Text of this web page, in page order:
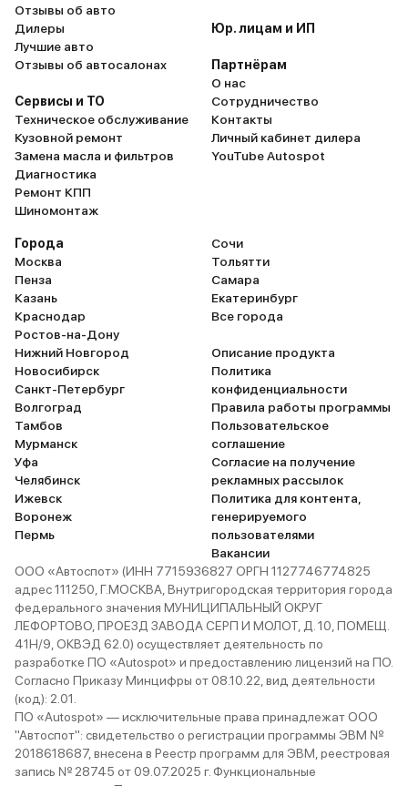
Однако не все идеально.
Багажник, на мой взгляд, маловат.
Для крупного супермаркетного
шопинга или одной большой
дорожной сумки - это предел. Так
же, когда гибридная батарея
почти разряжена, работа
бензинового двигателя
становится ощутимой -
появляется вибрация и немного
некоторые настройки в цифровом
меню, честно говоря, не сразу
находишь. Но в общем и целом –
конечно же это хороший
автомобиль. Такой.. городской
кроссовер, красивый, в нем
приятно находиться. Справляется
с ролью ежедневного
транспорта, плюс приятный
дизайн и экономичность, но с
некоторыми компромиссами в
виде багажника и шумоватого
ДВС при низком заряде.
Отзывы об авто
Дилеры
Лучшие авто
Отзывы об автосалонах
Сервисы и ТО
Техническое обслуживание
Кузовной ремонт
Замена масла и фильтров
Диагностика
Ремонт КПП
Шиномонтаж
Юр. лицам и ИП
Партнёрам
О нас
Сотрудничество
Контакты
Личный кабинет дилера
YouTube Autospot
Города
Москва
Пенза
Казань
Краснодар
Ростов-на-Дону
Нижний Новгород
Новосибирск
Санкт-Петербург
Волгоград
Тамбов
Мурманск
Уфа
Челябинск
Ижевск
Воронеж
Пермь
Сочи
Тольятти
Самара
Екатеринбург
Все города
Описание продукта
Политика
конфиденциальности
Правила работы программы
Пользовательское
соглашение
Согласие на получение
рекламных рассылок
Политика для контента,
генерируемого
пользователями
Вакансии
ООО «Автоспот» (ИНН 7715936827 ОРГН 1127746774825
адрес 111250, Г.МОСКВА, Внутригородская территория города
федерального значения МУНИЦИПАЛЬНЫЙ ОКРУГ
ЛЕФОРТОВО, ПРОЕЗД ЗАВОДА СЕРП И МОЛОТ, Д. 10, ПОМЕЩ.
41Н/9, ОКВЭД 62.0) осуществляет деятельность по
разработке ПО «Autospot» и предоставлению лицензий на ПО.
Согласно Приказу Минцифры от 08.10.22, вид деятельности
(код): 2.01.
ПО «Autospot» — исключительные права принадлежат ООО
"Автоспот": свидетельство о регистрации программы ЭВМ №
2018618687, внесена в Реестр программ для ЭВМ, реестровая
запись № 28745 от 09.07.2025 г. Функциональные